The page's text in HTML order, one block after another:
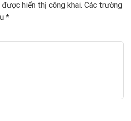
được hiển thị công khai. Các trường
*